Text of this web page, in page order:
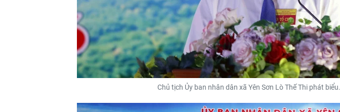
Chủ tịch Ủy ban nhân dân xã Yên Sơn Lò Thế Thi phát biểu.